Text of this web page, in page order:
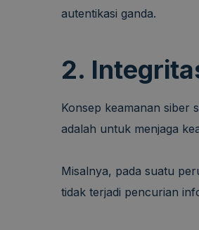
autentikasi ganda.
2.
Konsep keamanan siber
adalah untuk menjaga
Misalnya, pada suatu
tidak terjadi pencurian